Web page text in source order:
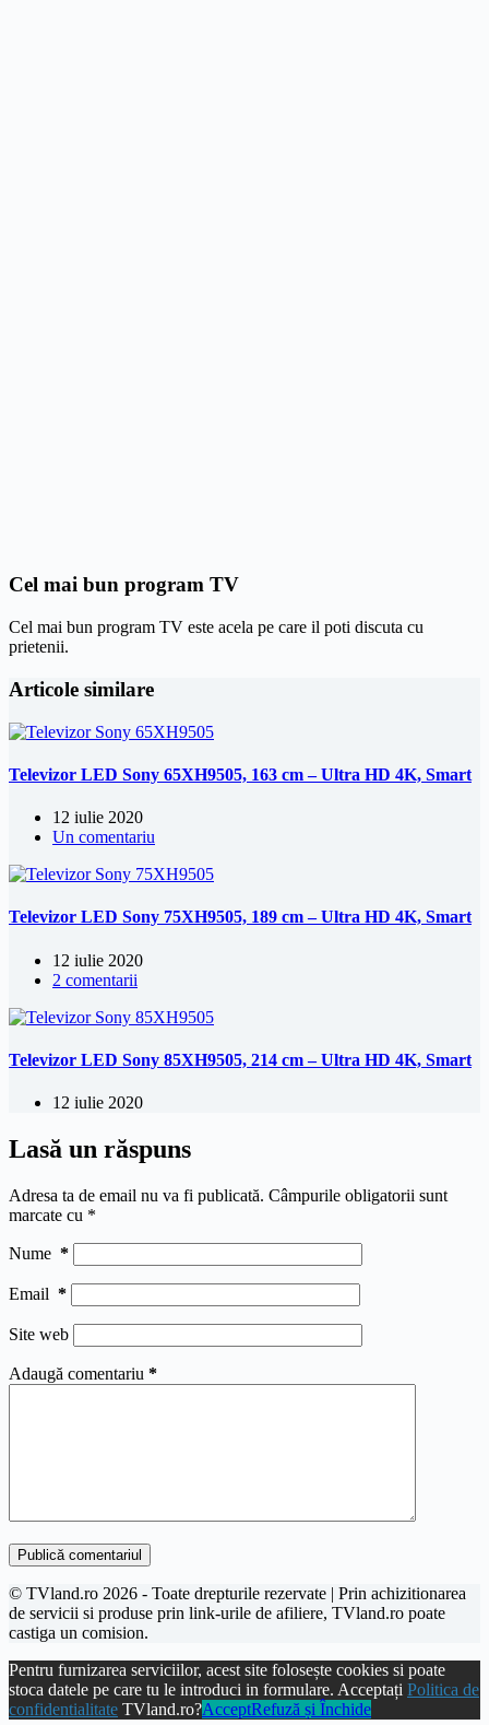
Cel mai bun program TV
Cel mai bun program TV este acela pe care il poti discuta cu
prietenii.
Articole similare
Televizor LED Sony 65XH9505, 163 cm – Ultra HD 4K, Smart
12 iulie 2020
Un comentariu
Televizor LED Sony 75XH9505, 189 cm – Ultra HD 4K, Smart
12 iulie 2020
2 comentarii
Televizor LED Sony 85XH9505, 214 cm – Ultra HD 4K, Smart
12 iulie 2020
Lasă un răspuns
Adresa ta de email nu va fi publicată. Câmpurile obligatorii sunt
marcate cu *
Nume *
Email *
Site web
Adaugă comentariu *
Publică comentariul
© TVland.ro 2026 - Toate drepturile rezervate | Prin achizitionarea
de servicii si produse prin link-urile de afiliere, TVland.ro poate
castiga un comision.
Pentru furnizarea serviciilor, acest site folosește cookies si poate
stoca datele pe care tu le introduci in formulare. Acceptați Politica de
confidentialitate TVland.ro?AcceptRefuză și Închide